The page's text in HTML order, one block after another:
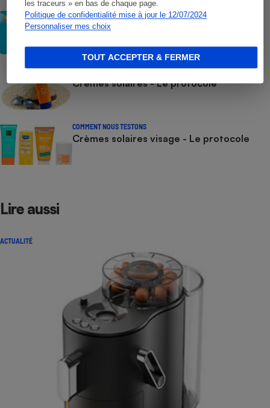
les traceurs » en bas de chaque page.
Politique de confidentialité mise à jour le 12/07/2024
Personnaliser mes choix
TOUT ACCEPTER & FERMER
CONSEILS
Crèmes solaires - Les logos à la loupe
COMMENT NOUS TESTONS
Crèmes solaires - Le protocole
COMMENT NOUS TESTONS
Crèmes solaires visage - Le protocole
Lire aussi
ACTUALITÉ